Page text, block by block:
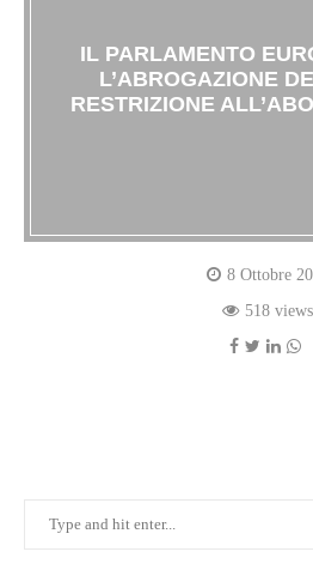
IL PARLAMENTO
L’ABROGAZIONE
RESTRIZIONE
8 Ottobre
518 views